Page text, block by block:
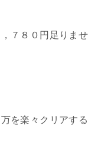
７８０円足りま
を楽々クリアす